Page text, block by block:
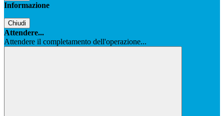
Informazione
Chiudi
Attendere...
Attendere il completamento dell'operazione...